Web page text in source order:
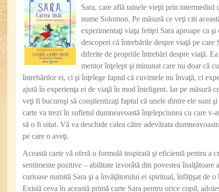
Sara, care află tainele vieţii prin intermediul
nume Solomon. Pe măsură ce veţi citi
experimentaţi viaţa fetiţei Sara aproape ca
descoperi că întrebările despre viaţă pe care
diferite de propriile întrebări despre viaţă.
mentor înţelept şi minunat care nu doar că
întrebărilor ei, ci şi înţelege faptul că cuvintele nu învaţă, ci
ajută în experienţa ei de viaţă în mod înteligent. Iar pe măsură
veţi fi bucuroşi să conştientizaţi faptul că unele dintre ele sunt
carte va trezi în sufletul dumneavoastă înţelepciunea cu care v-
să o fi uitat. Vă va deschide calea către adevărata
pe care o aveţi.
Această carte vă oferă o formulă inspirată şi eficientă pentru a
sentimente pozitive – abilitate izvorâtă din povestea înalţătoare
curioase numită Sara şi a învăţătorului ei spiritual, înfăţişat de
Există ceva în această primă carte Sara pentru orice copil,